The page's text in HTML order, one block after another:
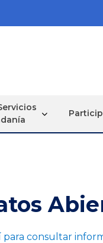
para consultar